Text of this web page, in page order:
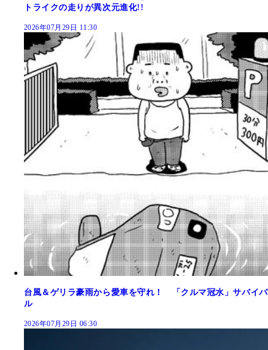
トライクの走りが異次元進化!!
2026年07月29日 11:30
台風＆ゲリラ豪雨から愛車を守れ！ 「クルマ冠水」サバイバ
ル
2026年07月29日 06:30